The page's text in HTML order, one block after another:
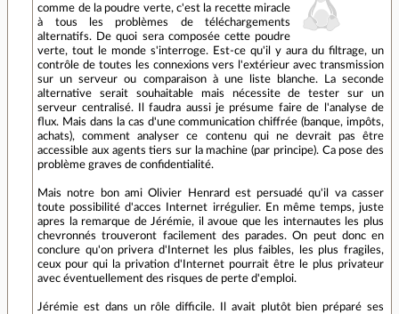
comme de la poudre verte, c'est la recette miracle
à tous les problèmes de téléchargements
alternatifs. De quoi sera composée cette poudre
verte, tout le monde s'interroge. Est-ce qu'il y aura du filtrage, un
contrôle de toutes les connexions vers l'extérieur avec transmission
sur un serveur ou comparaison à une liste blanche. La seconde
alternative serait souhaitable mais nécessite de tester sur un
serveur centralisé. Il faudra aussi je présume faire de l'analyse de
flux. Mais dans la cas d'une communication chiffrée (banque, impôts,
achats), comment analyser ce contenu qui ne devrait pas être
accessible aux agents tiers sur la machine (par principe). Ca pose des
problème graves de confidentialité.
Mais notre bon ami Olivier Henrard est persuadé qu'il va casser
toute possibilité d'acces Internet irrégulier. En même temps, juste
apres la remarque de Jérémie, il avoue que les internautes les plus
chevronnés trouveront facilement des parades. On peut donc en
conclure qu'on privera d'Internet les plus faibles, les plus fragiles,
ceux pour qui la privation d'Internet pourrait être le plus privateur
avec éventuellement des risques de perte d'emploi.
Jérémie est dans un rôle difficile. Il avait plutôt bien préparé ses